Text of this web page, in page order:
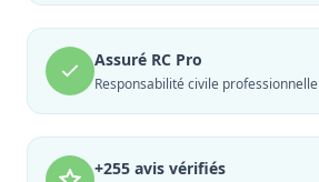
Assuré RC Pro
Responsabilité civile professionnelle
+255 avis vérifiés